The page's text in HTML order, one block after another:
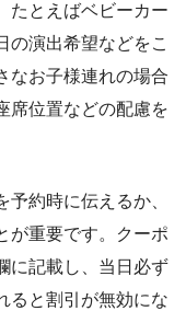
たとえばベビーカー
の演出希望などをこ
なお子様連れの場合
席位置などの配慮を
約時に伝えるか、
が重要です。クーポ
に記載し、当日必ず
ると割引が無効にな